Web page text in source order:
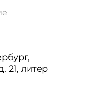
,
21, литер